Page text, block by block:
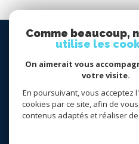
espace
Comme beaucoup,
utilise les
On aimerait vous
votre visite.
En poursuivant, vous acceptez
cookies par ce site, afin de
contenus adaptés et réaliser